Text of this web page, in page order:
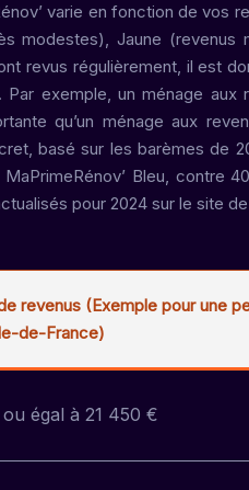
varie en fonction de vos
modestes), Jaune
revus régulièrement, il est
Par exemple, un ménage
qu’un ménage aux
basé sur les barèmes de
Bleu, contre
pour 2024 sur le site de
revenus (Exemple pour une
de-France)
égal à 21 450 €